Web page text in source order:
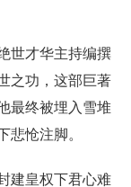
世才华主持编撰
之功，这部巨著
最终被埋入雪堆
悲怆注脚。
建皇权下君心难